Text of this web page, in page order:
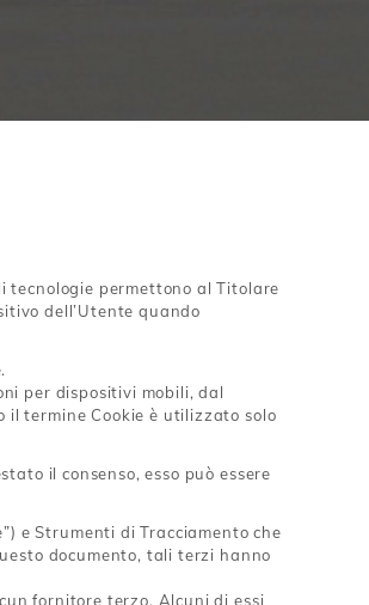
tecnologie permettono al Titolare
dell’Utente quando
per dispositivi mobili, dal
il termine Cookie è utilizzato solo
il consenso, esso può essere
e Strumenti di Tracciamento che
documento, tali terzi hanno
fornitore terzo. Alcuni di essi